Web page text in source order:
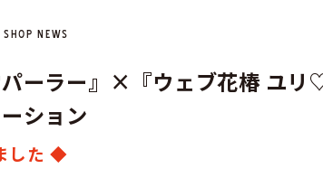
SHOP NEWS
パーラー』 × 『ウェブ花椿 ユリ
ーショ ン
した ◆